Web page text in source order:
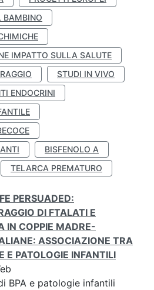
BAMBINO
IMPATTO SULLA SALUTE
STUDI IN VIVO
ENDOCRINI
BISFENOLO A
TELARCA PREMATURO
PERSUADED:
DI FTALATI E
IN COPPIE MADRE-
ASSOCIAZIONE TRA
E PATOLOGIE INFANTILI
BPA e patologie infantili